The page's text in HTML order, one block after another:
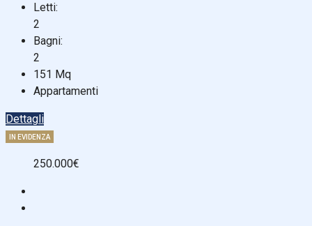
Letti:
2
Bagni:
2
151 Mq
Appartamenti
Dettagli
IN EVIDENZA
250.000€